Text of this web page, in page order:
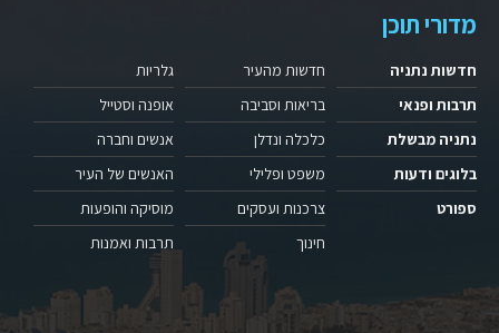
מדורי תוכן
חדשות נתניה
תרבות ופנאי
נתניה מבשלת
בלוגים ודעות
ספורט
חדשות מהעיר
בריאות וסביבה
כלכלה ונדלן
משפט ופלילי
צרכנות ועסקים
חינוך
גלריות
אופנה וסטייל
אנשים וחברה
האנשים של העיר
מוסיקה והופעות
תרבות ואמנות